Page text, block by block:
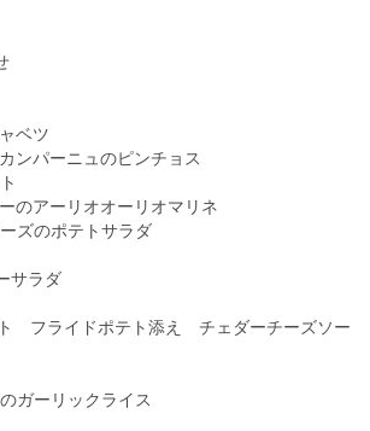
ベツ
ンパーニュのピンチョス
のアーリオオーリオマリネ
ズのポテトサラダ
サラダ
フライドポテト添え チェダーチーズソー
ガーリックライス